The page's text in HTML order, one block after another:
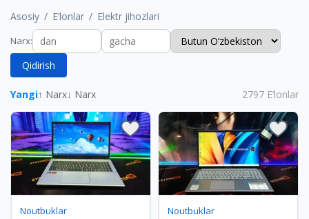
Asosiy E‘lonlar Elektr jihozlari
Narx:
Qidirish
Yangi↑ Narx↓ Narx 2797 E‘lonlar
Noutbuklar Noutbuklar